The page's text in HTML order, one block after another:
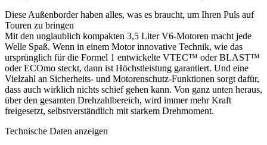
Diese Außenborder haben alles, was es braucht, um Ihren Puls auf
Touren zu bringen
Mit den unglaublich kompakten 3,5 Liter V6-Motoren macht jede
Welle Spaß. Wenn in einem Motor innovative Technik, wie das
ursprünglich für die Formel 1 entwickelte VTEC™ oder BLAST™
oder ECOmo steckt, dann ist Höchstleistung garantiert. Und eine
Vielzahl an Sicherheits- und Motorenschutz-Funktionen sorgt dafür,
dass auch wirklich nichts schief gehen kann. Von ganz unten heraus,
über den gesamten Drehzahlbereich, wird immer mehr Kraft
freigesetzt, selbstverständlich mit starkem Drehmoment.
Technische Daten anzeigen